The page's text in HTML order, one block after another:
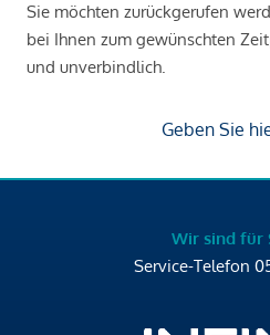
Sie möchten zurückgerufen
bei Ihnen zum gewünschten
und unverbindlich.
Geben Sie
Wir sind für
Service-Telefon